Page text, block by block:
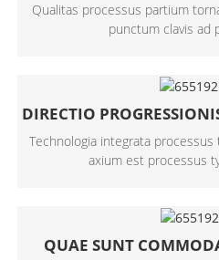
Qualitas processus partium
punctum clavis ad
DIRECTIO
Technologia integrata
axium est processus
QUAE SUNT